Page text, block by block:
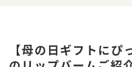
【母の日ギフトにぴ